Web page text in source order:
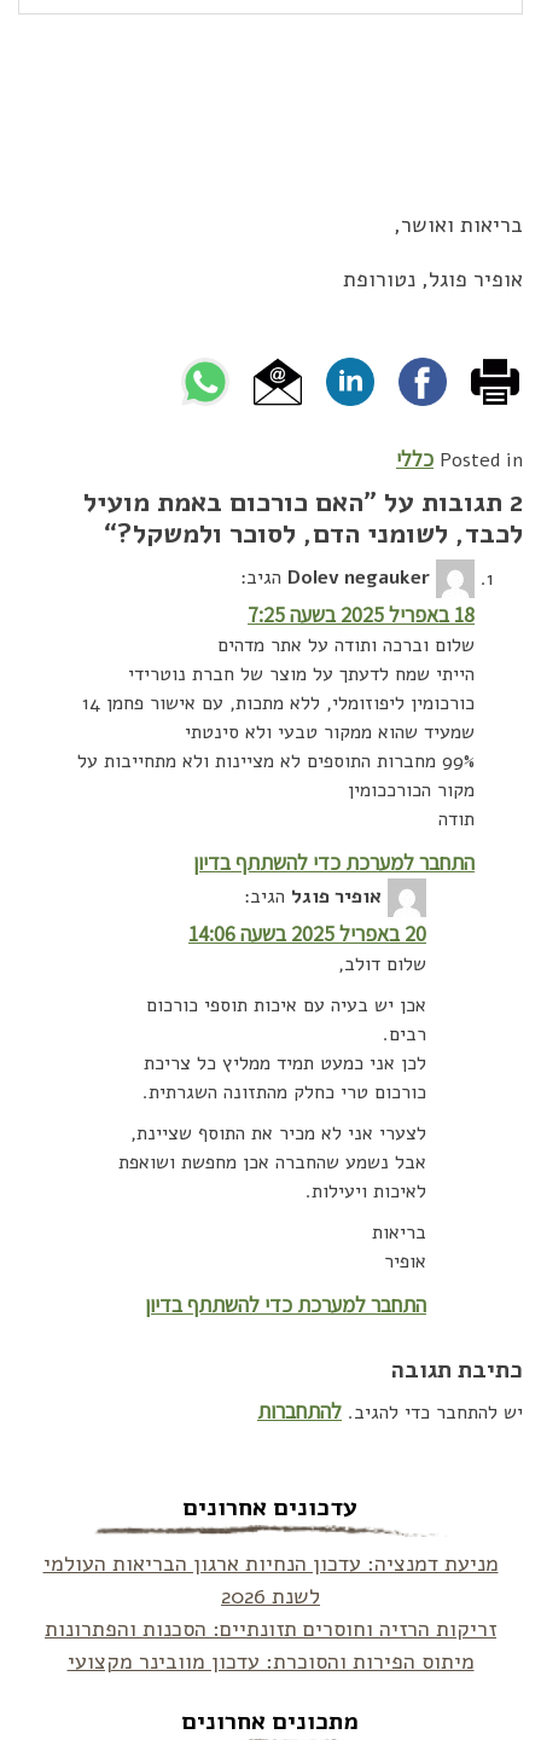
בריאות ואושר,
אופיר פוגל, נטורופת
Posted in כללי
2 תגובות על ”
האם כורכום באמת מועיל
לכבד, לשומני הדם, לסוכר ולמשקל?“
Dolev negauker הגיב:
18 באפריל 2025 בשעה 7:25
שלום וברכה ותודה על אתר מדהים
הייתי שמח לדעתך על מוצר של חברת נוטרידי
כורכומין ליפוזומלי, ללא מתכות, עם אישור פחמן 14
שמעיד שהוא ממקור טבעי ולא סינטתי
99% מחברות התוספים לא מציינות ולא מתחייבות על
מקור הכורככומין
תודה
התחבר למערכת כדי להשתתף בדיון
אופיר פוגל הגיב:
20 באפריל 2025 בשעה 14:06
שלום דולב,
אכן יש בעיה עם איכות תוספי כורכום
רבים.
לכן אני כמעט תמיד ממליץ כל צריכת
כורכום טרי כחלק מהתזונה השגרתית.
לצערי אני לא מכיר את התוסף שציינת,
אבל נשמע שהחברה אכן מחפשת ושואפת
לאיכות ויעילות.
בריאות
אופיר
התחבר למערכת כדי להשתתף בדיון
כתיבת תגובה
יש להתחבר כדי להגיב. להתחברות
עדכונים אחרונים
מניעת דמנציה: עדכון הנחיות ארגון הבריאות העולמי
לשנת 2026
זריקות הרזיה וחוסרים תזונתיים: הסכנות והפתרונות
מיתוס הפירות והסוכרת: עדכון מוובינר מקצועי
מתכונים אחרונים